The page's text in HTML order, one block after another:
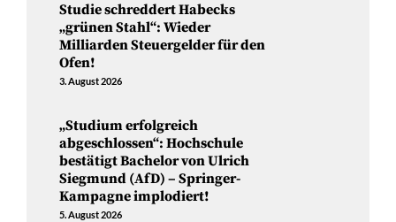
Studie schreddert Habecks
„grünen Stahl“: Wieder
Milliarden Steuergelder für den
Ofen!
3. August 2026
„Studium erfolgreich
abgeschlossen“: Hochschule
bestätigt Bachelor von Ulrich
Siegmund (AfD) – Springer-
Kampagne implodiert!
5. August 2026